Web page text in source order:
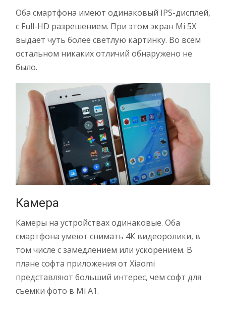
Оба смартфона имеют одинаковый IPS-дисплей,
с Full-HD разрешением. При этом экран Mi 5X
выдает чуть более светлую картинку. Во всем
остальном никаких отличий обнаружено не
было.
Камера
Камеры на устройствах одинаковые. Оба
смартфона умеют снимать 4К видеоролики, в
том числе с замедлением или ускорением. В
плане софта приложения от Xiaomi
представляют больший интерес, чем софт для
съемки фото в Mi A1.